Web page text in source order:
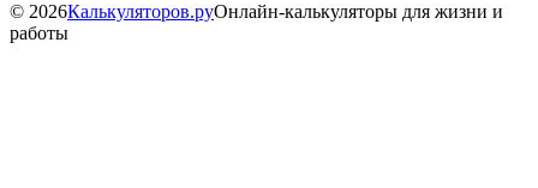
© 2026Калькуляторов.руОнлайн-калькуляторы для жизни и
работы